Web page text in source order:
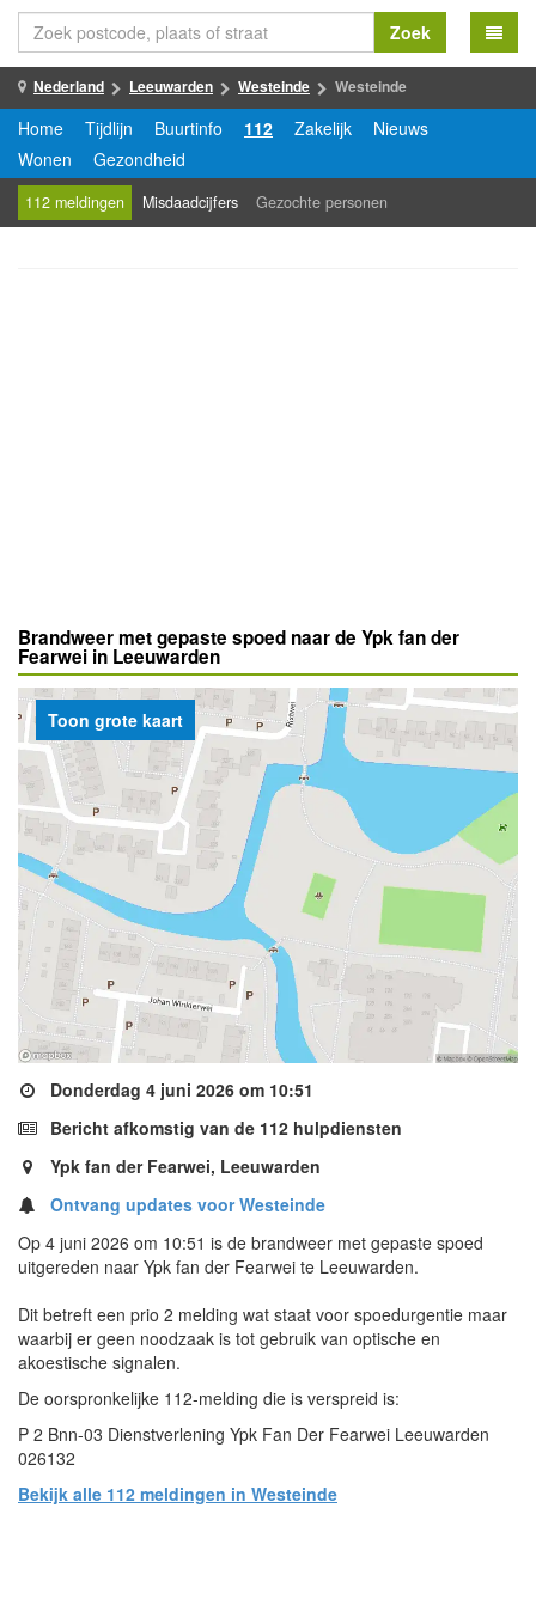
Zoek
Nederland Leeuwarden Westeinde Westeinde
Home Tijdlijn Buurtinfo 112 Zakelijk
Nieuws
Wonen
Gezondheid
112 meldingen Misdaadcijfers Gezochte personen
Brandweer met gepaste spoed naar de Ypk fan der
Fearwei in Leeuwarden
Donderdag 4 juni 2026 om 10:51
Bericht afkomstig van de 112 hulpdiensten
Ypk fan der Fearwei, Leeuwarden
Ontvang updates voor Westeinde
Op 4 juni 2026 om 10:51 is de brandweer met gepaste spoed
uitgereden naar Ypk fan der Fearwei te Leeuwarden.
Dit betreft een prio 2 melding wat staat voor spoedurgentie maar
waarbij er geen noodzaak is tot gebruik van optische en
akoestische signalen.
De oorspronkelijke 112-melding die is verspreid is:
P 2 Bnn-03 Dienstverlening Ypk Fan Der Fearwei Leeuwarden
026132
Bekijk alle 112 meldingen in Westeinde
Toon grote kaart